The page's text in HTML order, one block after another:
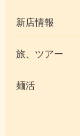
新店情報
旅、ツアー
麺活